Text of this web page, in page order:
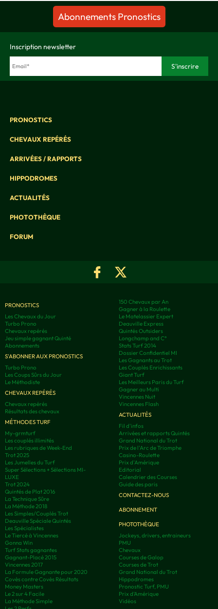
Abonnements Pronostics
Inscription newsletter
PRONOSTICS
CHEVAUX REPÉRÉS
ARRIVÉES / RAPPORTS
HIPPODROMES
ACTUALITÉS
PHOTOTHÈQUE
FORUM
PRONOSTICS
Les Chevaux du Jour
Turbo Prono
Chevaux repérés
Jeu simple gagnant Quinté
Abonnements
S'ABONNER AUX PRONOSTICS
Turbo Prono
Les Coups Sûrs du Jour
Le Méthodiste
CHEVAUX REPÉRÉS
Chevaux repérés
Résultats des chevaux
MÉTHODES TURF
My-grmturf
Les couplés illimités
Les rubriques de Week-End
Trot 2025
Les Jumelles du Turf
Super Sélections + Sélections MI-
LUXE
Trot 2024
Quintés de Plat 2016
La Technique Sûre
La Méthode 2018
Les Simples/Couplés Trot
Deauville Spéciale Quintés
Les Spécialistes
Le Tiercé à Vincennes
Gonna Win
Turf Stats gagnantes
Gagnant-Placé 2015
Vincennes 2017
La Formule Gagnante pour 2020
Covès contre Covès Résultats
Money Masters
Le 2 sur 4 Facile
La Méthode Simple
150 Chevaux par An
Gagner à la Roulette
Le Matelassier Expert
Deauville Express
Quintés Outsiders
Longchamp and C°
Stats Turf 2014
Dossier Confidentiel MI
Les Gagnants au Trot
Les Couplés Enrichissants
Giant Turf
Les Meilleurs Paris du Turf
Gagner au Multi
Vincennes Nuit
Vincennes Flash
ACTUALITÉS
Fil d'infos
Arrivées et rapports Quintés
Grand National du Trot
Prix de l'Arc de Triomphe
Casino-Roulette
Prix d'Amérique
Editorial
Calendrier des Courses
Guide des paris
CONTACTEZ-NOUS
ABONNEMENT
PHOTOTHÈQUE
Jockeys, drivers, entraineurs
PMU
Chevaux
Courses de Galop
Courses de Trot
Grand National du Trot
Hippodromes
Pronostic Turf, PMU
Prix d’Amérique
Vidéos